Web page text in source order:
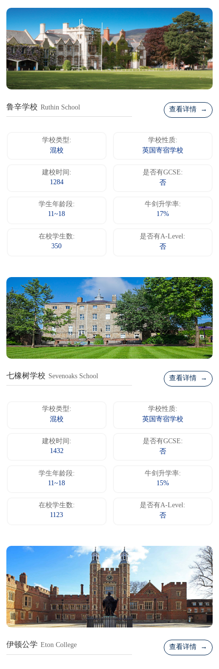
鲁辛学校 Ruthin School 查看详情 →
学校类型:
混校
学校性质:
英国寄宿学校
建校时间:
1284
是否有GCSE:
否
学生年龄段:
11~18
牛剑升学率:
17%
在校学生数:
350
是否有A-Level:
否
七橡树学校 Sevenoaks School 查看详情 →
学校类型:
混校
学校性质:
英国寄宿学校
建校时间:
1432
是否有GCSE:
否
学生年龄段:
11~18
牛剑升学率:
15%
在校学生数:
1123
是否有A-Level:
否
伊顿公学 Eton College 查看详情 →